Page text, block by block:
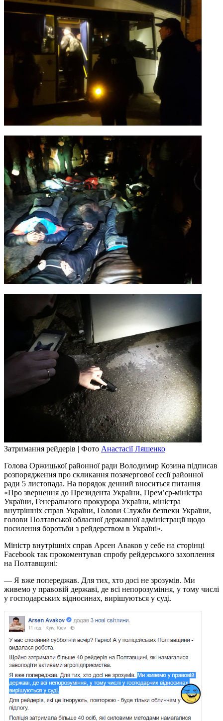
Затримання рейдерів | Фото Анастасії Ляшенко
Голова Оржицької районної ради Володимир Козина підписав
розпорядження про скликання позачергової сесії районної
ради 5 листопада. На порядок денний вноситься питання
«Про звернення до Президента України, Прем’єр-міністра
України, Генерального прокурора України, міністра
внутрішніх справ України, Голови Служби безпеки України,
голови Полтавської обласної державної адміністрації щодо
посилення боротьби з рейдерством в Україні».
Міністр внутрішніх справ Арсен Аваков у себе на сторінці
Facebook так прокоментував спробу рейдерського захоплення
на Полтавщині:
— Я вже попереджав. Для тих, хто досі не зрозумів. Ми
живемо у правовій державі, де всі непорозуміння, у тому числі
у господарських відносинах, вирішуються у суді.